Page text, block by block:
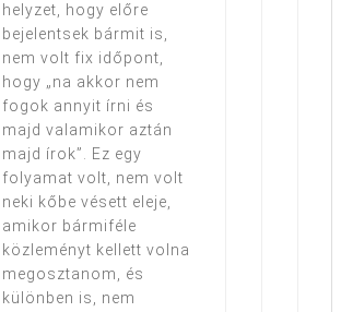
helyzet, hogy előre
bejelentsek bármit is,
nem volt fix időpont,
hogy „na akkor nem
fogok annyit írni és
majd valamikor aztán
majd írok”. Ez egy
folyamat volt, nem volt
neki kőbe vésett eleje,
amikor bármiféle
közleményt kellett volna
megosztanom, és
különben is, nem